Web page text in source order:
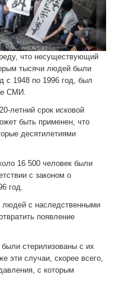
что несуществующий
тысячи людей были
с 1948 по 1996 год, был
СМИ.
летний срок исковой
быть применен, что
десятилетиями
16 500 человек были
с законом о
год.
людей с наследственными
появление
стерилизованы с их
эти случаи, скорее всего,
с которым